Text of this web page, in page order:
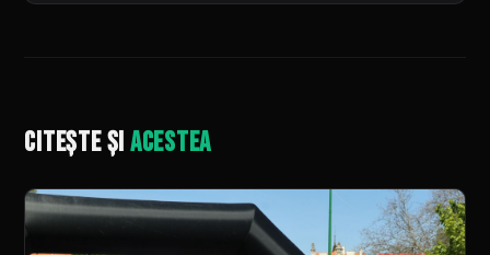
Citește șiacestea